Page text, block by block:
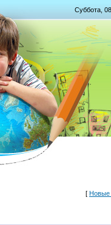
Суббота,
[ Новые